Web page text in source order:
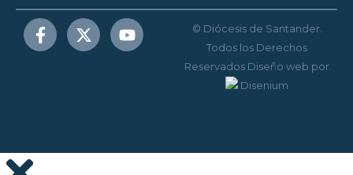
© Diócesis de Santander.
Todos los Derechos
Reservados Diseño web por
Disenium